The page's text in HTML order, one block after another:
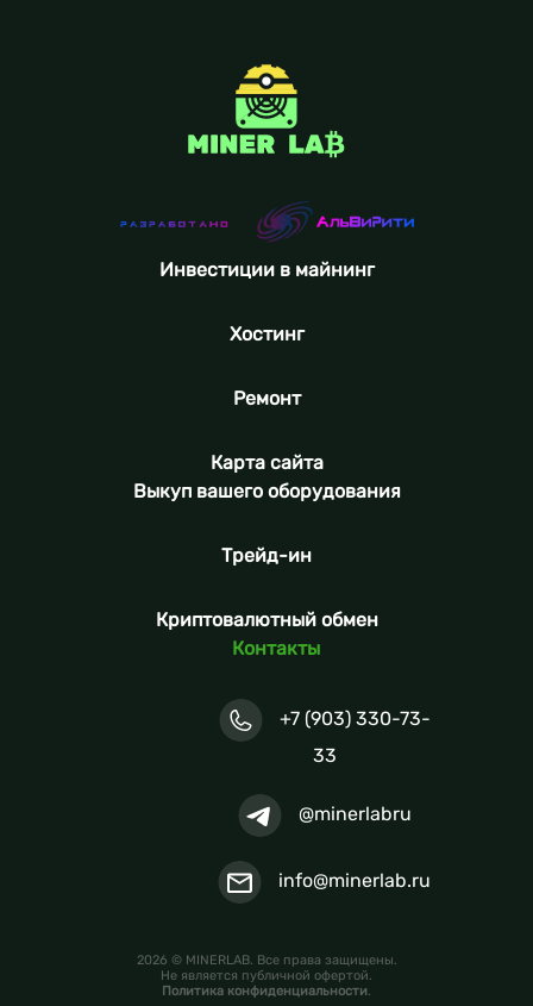
Инвестиции в майнинг
Хостинг
Ремонт
Карта сайта
Выкуп вашего оборудования
Трейд-ин
Криптовалютный обмен
Контакты
+7 (903) 330-73-
33
@minerlabru
info@minerlab.ru
2026 © MINERLAB. Все права защищены.
Не является публичной офертой.
Политика конфиденциальности.